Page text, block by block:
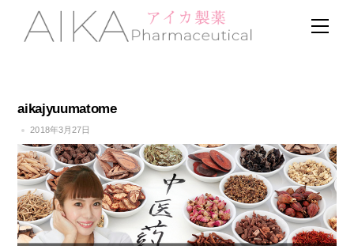
content
aikajyuumatome
2018年3月27日